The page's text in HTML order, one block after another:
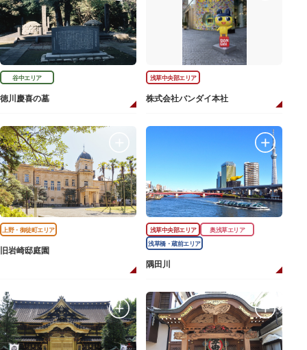
谷中エリア
徳川慶喜の墓
浅草中央部エリア
株式会社バンダイ本社
上野・御徒町エリア
旧岩崎邸庭園
浅草中央部エリア
奥浅草エリア
浅草橋・蔵前エリア
隅田川